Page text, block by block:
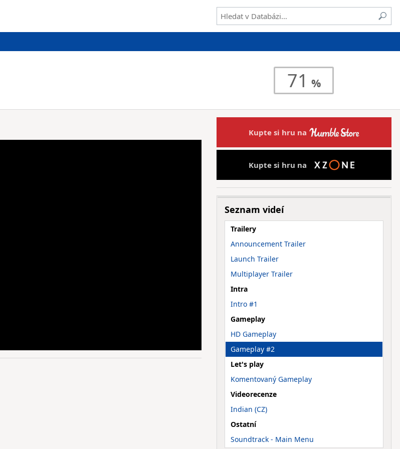
71
Kupte si hru na
Kupte si hru na
Seznam videí
Trailery
Announcement Trailer
Launch Trailer
Multiplayer Trailer
Intra
Intro #1
Gameplay
HD Gameplay
Gameplay #2
Let's play
Komentovaný Gameplay
Videorecenze
Indian (CZ)
Ostatní
Soundtrack - Main Menu